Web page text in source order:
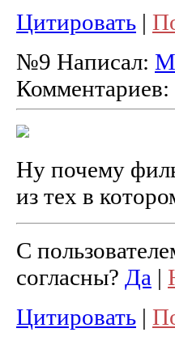
Цитировать |
№9 Написал:
Комментариев:
Ну почему
из тех в
С
согласны? Да |
Цитировать |